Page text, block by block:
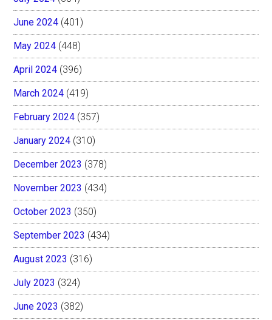
June 2024 (401)
May 2024 (448)
April 2024 (396)
March 2024 (419)
February 2024 (357)
January 2024 (310)
December 2023 (378)
November 2023 (434)
October 2023 (350)
September 2023 (434)
August 2023 (316)
July 2023 (324)
June 2023 (382)